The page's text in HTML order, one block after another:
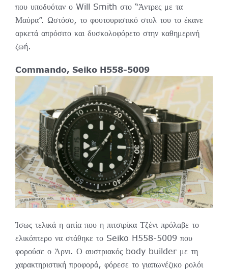
που υποδυόταν ο Will Smith στο “Άντρες με τα
Μαύρα”. Ωστόσο, το φουτουριστικό στυλ του το έκανε
αρκετά απρόσιτο και δυσκολοφόρετο στην καθημερινή
ζωή.
Commando, Seiko H558-5009
Ίσως τελικά η αιτία που η πιτσιρίκα Τζένι πρόλαβε το
ελικόπτερο να στάθηκε το Seiko H558-5009 που
φορούσε ο Άρνι. Ο αυστριακός body builder με τη
χαρακτηριστική προφορά, φόρεσε το γιαπωνέζικο ρολόι